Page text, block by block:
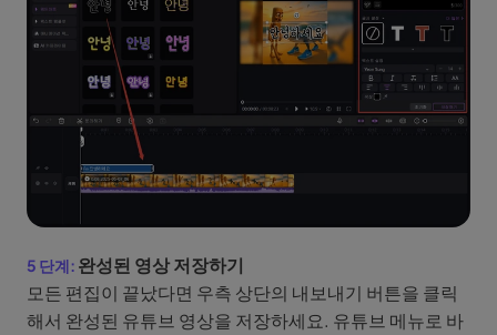
완성된 영상 저장하기
모든 편집이 끝났다면 우측 상단의 내보내기 버튼을 클릭
해서 완성된 유튜브 영상을 저장하세요. 유튜브 메뉴로 바